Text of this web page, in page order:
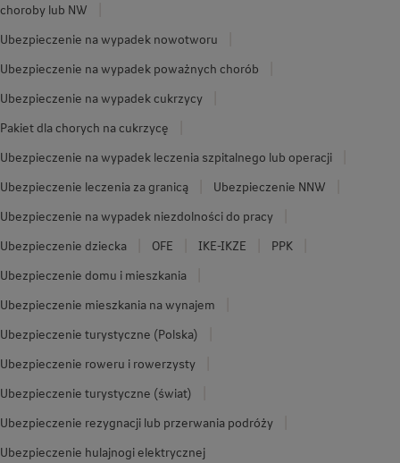
choroby lub NW
Ubezpieczenie na wypadek nowotworu
Ubezpieczenie na wypadek poważnych chorób
Ubezpieczenie na wypadek cukrzycy
Pakiet dla chorych na cukrzycę
Ubezpieczenie na wypadek leczenia szpitalnego lub operacji
Ubezpieczenie leczenia za granicą
Ubezpieczenie NNW
Ubezpieczenie na wypadek niezdolności do pracy
Ubezpieczenie dziecka
OFE IKE-IKZE
PPK
Ubezpieczenie domu i mieszkania
Ubezpieczenie mieszkania na wynajem
Ubezpieczenie turystyczne (Polska)
Ubezpieczenie roweru i rowerzysty
Ubezpieczenie turystyczne (świat)
Ubezpieczenie rezygnacji lub przerwania podróży
Ubezpieczenie hulajnogi elektrycznej